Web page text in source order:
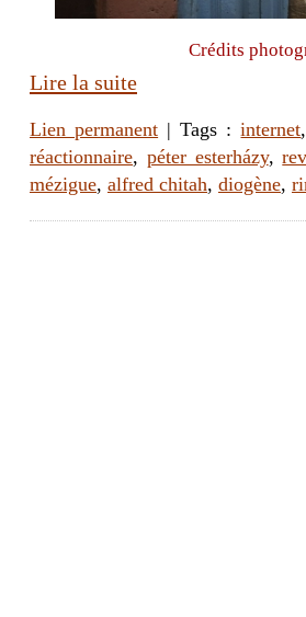
Crédits
Lire la suite
Lien permanent | Tags :internet
réactionnaire, péter esterházy,
mézigue, alfred chitah, diogène,